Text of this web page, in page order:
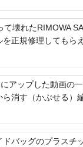
て壊れたRIMOWA
を正規修理してもら
アップした動画の
ら消す（かぶせる）
ドバッグのプラスチ